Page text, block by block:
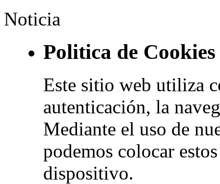
Noticia
Politica de Cookies
Este sitio web utiliza
autenticación, la
Mediante el uso de
podemos colocar
dispositivo.